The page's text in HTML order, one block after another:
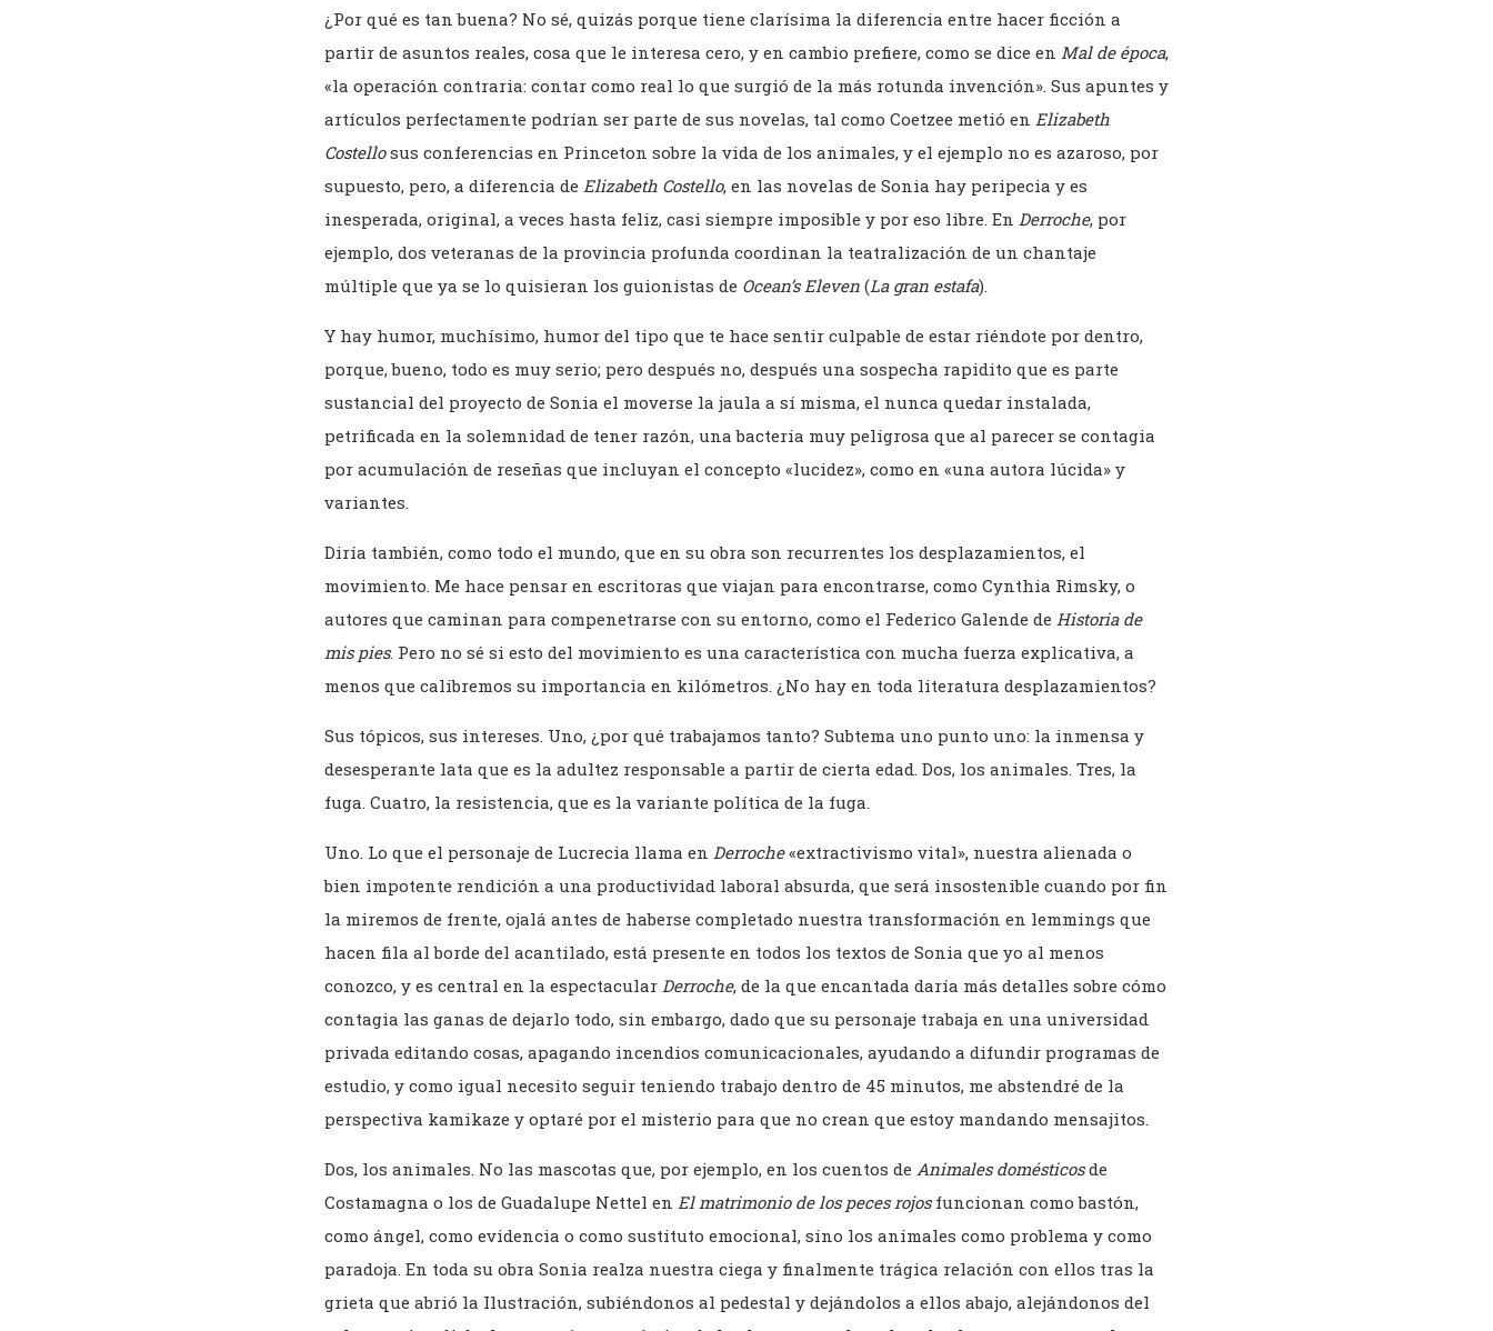
¿Por qué es tan buena? No sé, quizás porque tiene clarísima la diferencia entre hacer ficción a
partir de asuntos reales, cosa que le interesa cero, y en cambio prefiere, como se dice en Mal de época,
«la operación contraria: contar como real lo que surgió de la más rotunda invención». Sus apuntes y
artículos perfectamente podrían ser parte de sus novelas, tal como Coetzee metió en Elizabeth
Costellosus conferencias en Princeton sobre la vida de los animales, y el ejemplo no es azaroso, por
supuesto, pero, a diferencia de Elizabeth Costello, en las novelas de Sonia hay peripecia y es
inesperada, original, a veces hasta feliz, casi siempre imposible y por eso libre. En Derroche, por
ejemplo, dos veteranas de la provincia profunda coordinan la teatralización de un chantaje
múltiple que ya se lo quisieran los guionistas de Ocean’s Eleven (La gran estafa).
Y hay humor, muchísimo, humor del tipo que te hace sentir culpable de estar riéndote por dentro,
porque, bueno, todo es muy serio; pero después no, después una sospecha rapidito que es parte
sustancial del proyecto de Sonia el moverse la jaula a sí misma, el nunca quedar instalada,
petrificada en la solemnidad de tener razón, una bacteria muy peligrosa que al parecer se contagia
por acumulación de reseñas que incluyan el concepto «lucidez», como en «una autora lúcida» y
variantes.
Diría también, como todo el mundo, que en su obra son recurrentes los desplazamientos, el
movimiento. Me hace pensar en escritoras que viajan para encontrarse, como Cynthia Rimsky, o
autores que caminan para compenetrarse con su entorno, como el Federico Galende de Historia de
mis pies. Pero no sé si esto del movimiento es una característica con mucha fuerza explicativa, a
menos que calibremos su importancia en kilómetros. ¿No hay en toda literatura desplazamientos?
Sus tópicos, sus intereses. Uno, ¿por qué trabajamos tanto? Subtema uno punto uno: la inmensa y
desesperante lata que es la adultez responsable a partir de cierta edad. Dos, los animales. Tres, la
fuga. Cuatro, la resistencia, que es la variante política de la fuga.
Uno. Lo que el personaje de Lucrecia llama en Derroche«extractivismo vital», nuestra alienada o
bien impotente rendición a una productividad laboral absurda, que será insostenible cuando por fin
la miremos de frente, ojalá antes de haberse completado nuestra transformación en lemmings que
hacen fila al borde del acantilado, está presente en todos los textos de Sonia que yo al menos
conozco, y es central en la espectacular Derroche, de la que encantada daría más detalles sobre cómo
contagia las ganas de dejarlo todo, sin embargo, dado que su personaje trabaja en una universidad
privada editando cosas, apagando incendios comunicacionales, ayudando a difundir programas de
estudio, y como igual necesito seguir teniendo trabajo dentro de 45 minutos, me abstendré de la
perspectiva kamikaze y optaré por el misterio para que no crean que estoy mandando mensajitos.
Dos, los animales. No las mascotas que, por ejemplo, en los cuentos de Animales domésticosde
Costamagna o los de Guadalupe Nettel en El matrimonio de los peces rojosfuncionan como bastón,
como ángel, como evidencia o como sustituto emocional, sino los animales como problema y como
paradoja. En toda su obra Sonia realza nuestra ciega y finalmente trágica relación con ellos tras la
grieta que abrió la Ilustración, subiéndonos al pedestal y dejándolos a ellos abajo, alejándonos del